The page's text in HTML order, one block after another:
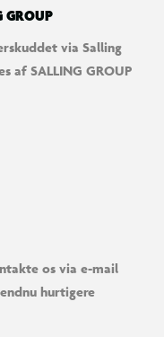
GROUP
via Salling
af SALLING GROUP
os via e-mail
hurtigere